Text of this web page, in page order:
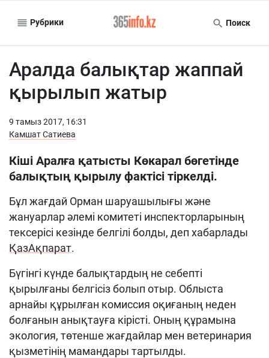
Рубрики Поиск
Аралда балықтар жаппай
қырылып жатыр
9 тамыз 2017, 16:31
Камшат Сатиева
Кіші Аралға қатысты Көкарал бөгетінде
балықтың қырылу фактісі тіркелді.
Бұл жағдай Орман шаруашылығы және
жануарлар әлемі комитеті инспекторларының
тексерісі кезінде белгілі болды, деп хабарлады
ҚазАқпарат.
Бүгінгі күнде балықтардың не себепті
қырылғаны белгісіз болып отыр. Облыста
арнайы құрылған комиссия оқиғаның неден
болғанын анықтауға кірісті. Оның құрамына
экология, төтенше жағдайлар мен ветеринария
қызметінің мамандары тартылды.